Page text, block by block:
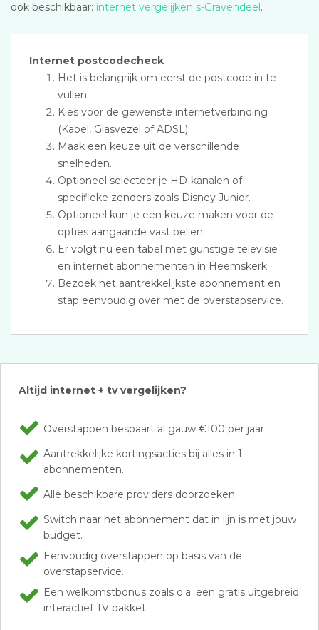
ook beschikbaar: internet vergelijken s-Gravendeel.
Internet postcodecheck
Het is belangrijk om eerst de postcode in te
vullen.
Kies voor de gewenste internetverbinding
(Kabel, Glasvezel of ADSL).
Maak een keuze uit de verschillende
snelheden.
Optioneel selecteer je HD-kanalen of
specifieke zenders zoals Disney Junior.
Optioneel kun je een keuze maken voor de
opties aangaande vast bellen.
Er volgt nu een tabel met gunstige televisie
en internet abonnementen in Heemskerk.
Bezoek het aantrekkelijkste abonnement en
stap eenvoudig over met de overstapservice.
Altijd internet + tv vergelijken?
Overstappen bespaart al gauw €100 per jaar
Aantrekkelijke kortingsacties bij alles in 1
abonnementen.
Alle beschikbare providers doorzoeken.
Switch naar het abonnement dat in lijn is met jouw
budget.
Eenvoudig overstappen op basis van de
overstapservice.
Een welkomstbonus zoals o.a. een gratis uitgebreid
interactief TV pakket.